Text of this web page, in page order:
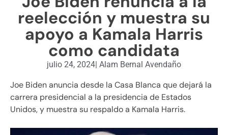
reelección y muestra su
apoyo a Kamala Harris
como candidata
julio 24, 2024| Alam Bernal Avendaño
Joe Biden anuncia desde la Casa Blanca que dejará la
carrera presidencial a la presidencia de Estados
Unidos, y muestra su respaldo a Kamala Harris.